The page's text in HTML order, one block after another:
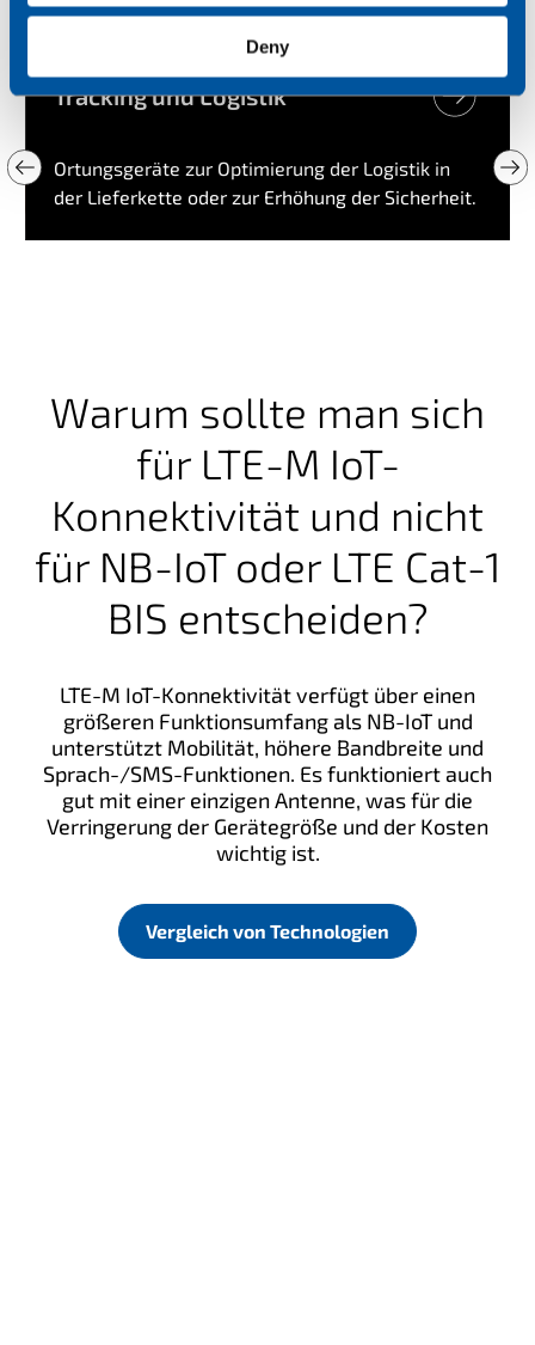
Deny
Tracking und Logistik
Ortungsgeräte zur Optimierung der Logistik in
der Lieferkette oder zur Erhöhung der Sicherheit.
Warum sollte man sich
für LTE-M IoT-
Konnektivität und nicht
für NB-IoT oder LTE Cat-1
BIS entscheiden?
LTE-M IoT-Konnektivität verfügt über einen
größeren Funktionsumfang als NB-IoT und
unterstützt Mobilität, höhere Bandbreite und
Sprach-/SMS-Funktionen. Es funktioniert auch
gut mit einer einzigen Antenne, was für die
Verringerung der Gerätegröße und der Kosten
wichtig ist.
Vergleich von Technologien